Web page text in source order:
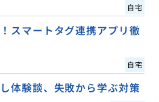
自宅
スマートタグ連携アプリ徹
自宅
体験談、失敗から学ぶ対策